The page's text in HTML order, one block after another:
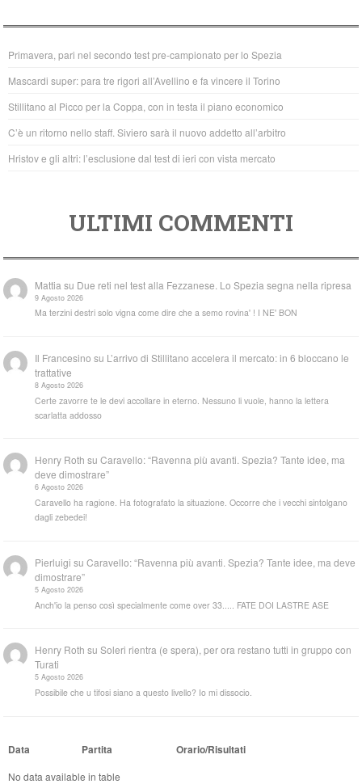
e
b
o
o
k
er s
A
p
p
Primavera, pari nel secondo test pre-campionato per lo Spezia
Mascardi super: para tre rigori all’Avellino e fa vincere il Torino
Stillitano al Picco per la Coppa, con in testa il piano economico
C’è un ritorno nello staff. Siviero sarà il nuovo addetto all’arbitro
Hristov e gli altri: l’esclusione dal test di ieri con vista mercato
ULTIMI COMMENTI
Mattia su Due reti nel test alla Fezzanese. Lo Spezia segna nella ripresa
9 Agosto 2026
Ma terzini destri solo vigna come dire che a semo rovina' ! I NE' BON
Il Francesino su L’arrivo di Stillitano accelera il mercato: in 6 bloccano le
trattative
8 Agosto 2026
Certe zavorre te le devi accollare in eterno. Nessuno li vuole, hanno la lettera
scarlatta addosso
Henry Roth suCaravello: “Ravenna più avanti. Spezia? Tante idee, ma
deve dimostrare”
6 Agosto 2026
Caravello ha ragione. Ha fotografato la situazione. Occorre che i vecchi sintolgano
dagli zebedei!
Pierluigi suCaravello: “Ravenna più avanti. Spezia? Tante idee, ma deve
dimostrare”
5 Agosto 2026
Anch'io la penso così specialmente come over 33..... FATE DOI LASTRE ASE
Henry Roth suSoleri rientra (e spera), per ora restano tutti in gruppo con
Turati
5 Agosto 2026
Possibile che u tifosi siano a questo livello? Io mi dissocio.
Data Partita Orario/Risultati
No data available in table